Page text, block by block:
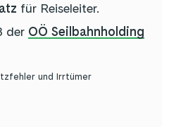
für Reiseleiter.
der OÖ Seilbahnholding
und Irrtümer